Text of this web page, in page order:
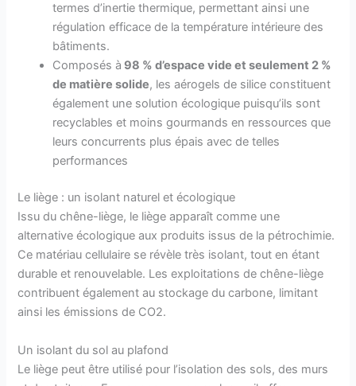
termes d’inertie thermique, permettant ainsi une
régulation efficace de la température intérieure des
bâtiments.
Composés à 98 % d’espace vide et seulement 2 %
de matière solide, les aérogels de silice constituent
également une solution écologique puisqu’ils sont
recyclables et moins gourmands en ressources que
leurs concurrents plus épais avec de telles
performances
Le liège : un isolant naturel et écologique
Issu du chêne-liège, le liège apparaît comme une
alternative écologique aux produits issus de la pétrochimie.
Ce matériau cellulaire se révèle très isolant, tout en étant
durable et renouvelable. Les exploitations de chêne-liège
contribuent également au stockage du carbone, limitant
ainsi les émissions de CO2.
Un isolant du sol au plafond
Le liège peut être utilisé pour l’isolation des sols, des murs